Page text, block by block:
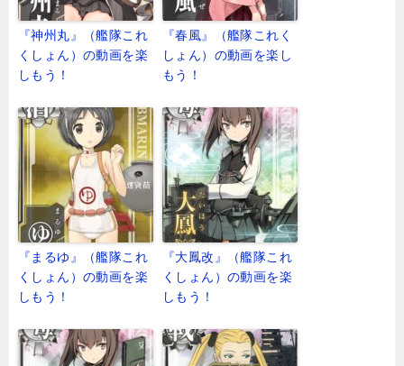
『神州丸』（艦隊これ
くしょん）の動画を楽
しもう！
『春風』（艦隊これく
しょん）の動画を楽し
もう！
『まるゆ』（艦隊これ
くしょん）の動画を楽
しもう！
『大鳳改』（艦隊これ
くしょん）の動画を楽
しもう！